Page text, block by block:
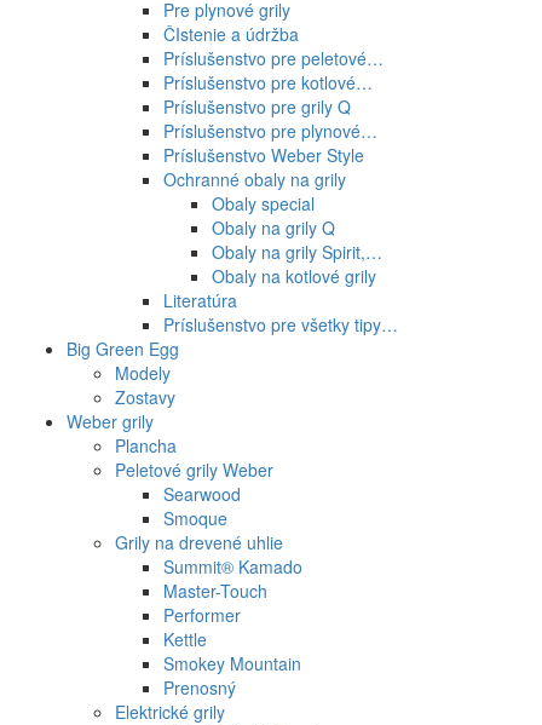
Pre plynové grily
ČIstenie a údržba
Príslušenstvo pre peletové…
Príslušenstvo pre kotlové…
Príslušenstvo pre grily Q
Príslušenstvo pre plynové…
Príslušenstvo Weber Style
Ochranné obaly na grily
Obaly special
Obaly na grily Q
Obaly na grily Spirit,…
Obaly na kotlové grily
Literatúra
Príslušenstvo pre všetky tipy…
Big Green Egg
Modely
Zostavy
Weber grily
Plancha
Peletové grily Weber
Searwood
Smoque
Grily na drevené uhlie
Summit® Kamado
Master-Touch
Performer
Kettle
Smokey Mountain
Prenosný
Elektrické grily